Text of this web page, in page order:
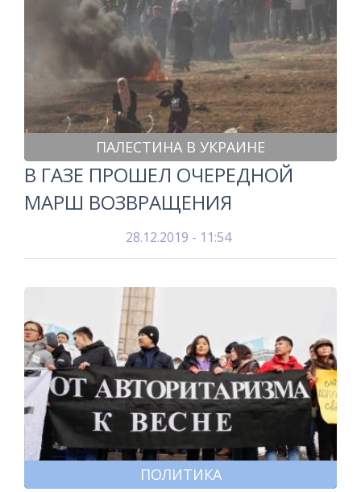
ПАЛЕСТИНА В УКРАИНЕ
В ГАЗЕ ПРОШЕЛ ОЧЕРЕДНОЙ
МАРШ ВОЗВРАЩЕНИЯ
28.12.2019 - 11:54
ПОЛИТИКА